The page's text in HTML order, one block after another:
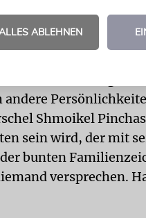
der
Amerikaner, die
andere
Shmoikel
sein wird, der mit
bunten
versprechen.
ABLEHNEN